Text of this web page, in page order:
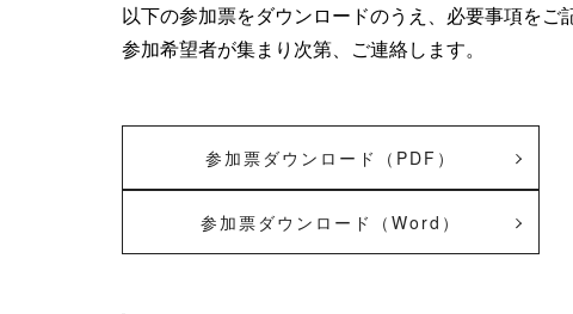
以下の参加票をダウンロードのうえ、必要事項を
参加希望者が集まり次第、ご連絡します。
参加票ダウンロード（PDF）
参加票ダウンロード（Word）